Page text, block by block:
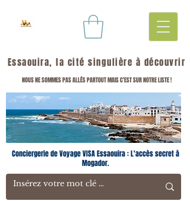
Essaouira, la cité singulière à découvrir
NOUS NE SOMMES PAS ALLÉS PARTOUT MAIS C'EST SUR NOTRE LISTE !
Conciergerie de Voyage VISA Essaouira : L'accès secret à
Mogador.